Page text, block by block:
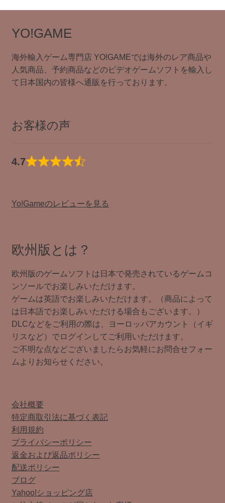
品
商
YO!GAME
海外輸入ゲーム専門店 YO!GAMEでは海外のレア商品や
人気商品、予約商品などのビデオゲームソフトを輸入し
て日本国内の皆様へ通販を行っております。
お客様の声
4.7
Yo!Gameのレビューを見る
欧州版とは？
欧州版のゲームソフトは日本で発売されているゲームコ
ンソールでお楽しみいただけます。
ゲームは英語でお楽しみいただけます。（商品によって
は日本語でお楽しみいただける場合もございます。）
DLCなどをご利用の際は、ヨーロッパアカウント（イギ
リスなど）でログインしてご利用いただけます。
ご不明な点などございましたらお気軽にお問合せフォー
ムよりお知らせください。
会社概要
特定商取引法に基づく表記
利用規約
プライバシーポリシー
返金および返品ポリシー
配送ポリシー
ブログ
Yahoo!ショッピング店